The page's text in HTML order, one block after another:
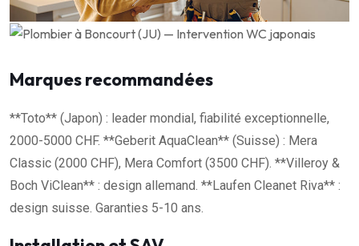
Marques recommandées
**Toto** (Japon) : leader mondial, fiabilité exceptionnelle,
2000-5000 CHF. **Geberit AquaClean** (Suisse) : Mera
Classic (2000 CHF), Mera Comfort (3500 CHF). **Villeroy &
Boch ViClean** : design allemand. **Laufen Cleanet Riva** :
design suisse. Garanties 5-10 ans.